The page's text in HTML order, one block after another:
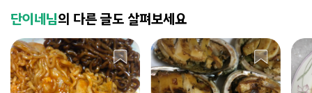
단이네님의 다른 글도 살펴보세요